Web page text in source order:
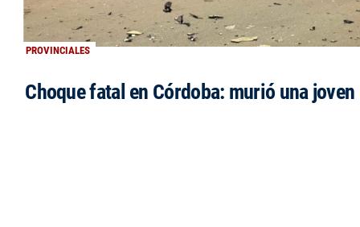
PROVINCIALES
Choque fatal en Córdoba: murió una